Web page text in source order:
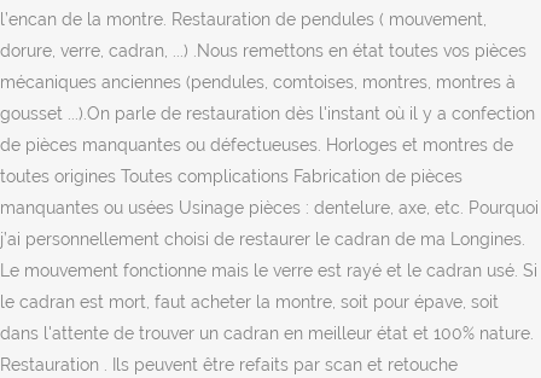
l’encan de la montre. Restauration de pendules ( mouvement,
dorure, verre, cadran, ...) .Nous remettons en état toutes vos pièces
mécaniques anciennes (pendules, comtoises, montres, montres à
gousset ...).On parle de restauration dès l'instant où il y a confection
de pièces manquantes ou défectueuses. Horloges et montres de
toutes origines Toutes complications Fabrication de pièces
manquantes ou usées Usinage pièces : dentelure, axe, etc. Pourquoi
j’ai personnellement choisi de restaurer le cadran de ma Longines.
Le mouvement fonctionne mais le verre est rayé et le cadran usé. Si
le cadran est mort, faut acheter la montre, soit pour épave, soit
dans l'attente de trouver un cadran en meilleur état et 100% nature.
Restauration . Ils peuvent être refaits par scan et retouche